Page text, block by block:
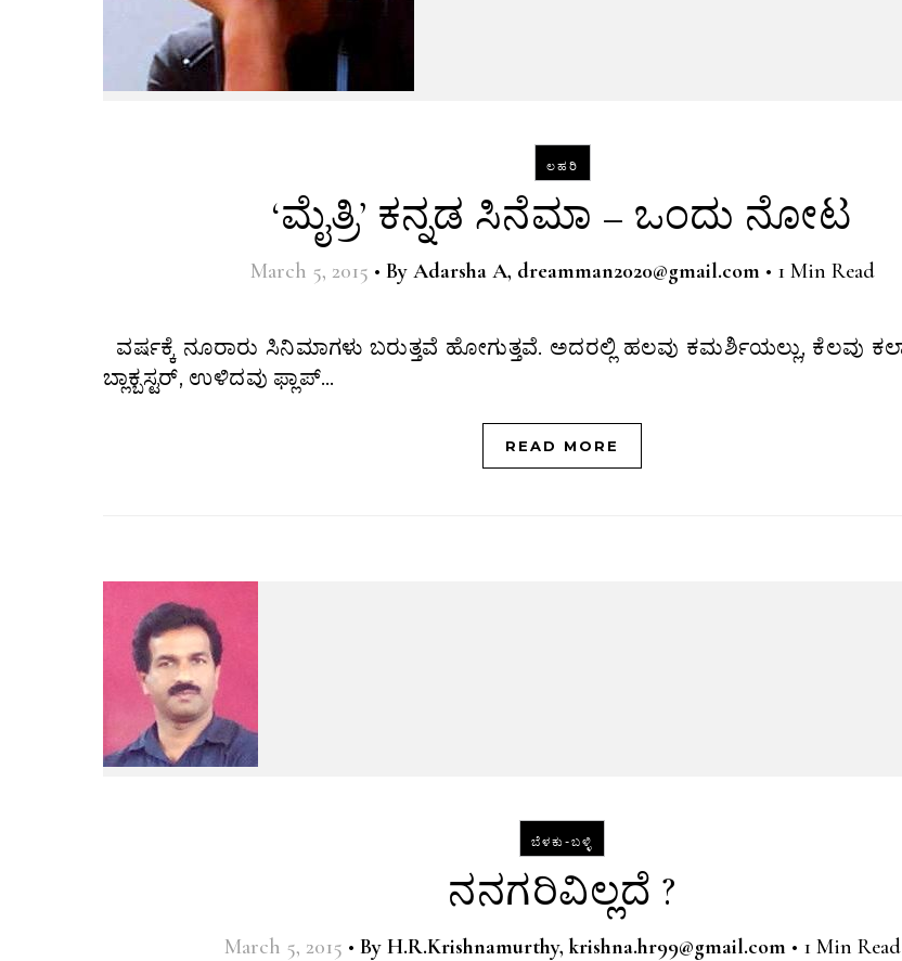
ಲಹರಿ
‘ಮೈತ್ರಿ’ ಕನ್ನಡ ಸಿನೆಮಾ – ಒಂದು ನೋಟ
March 5, 2015 • By Adarsha A, dreamman2020@gmail.com • 1 Min Read
ವರ್ಷಕ್ಕೆ ನೂರಾರು ಸಿನಿಮಾಗಳು ಬರುತ್ತವೆ ಹೋಗುತ್ತವೆ. ಅದರಲ್ಲಿ ಹಲವು ಕಮರ್ಶಿಯಲ್ಲು, ಕೆಲವು ಕಲಾತ್ಮಕ, ಒಂದಷ್ಟು
ಬ್ಲಾಕ್ಬಸ್ಟರ್, ಉಳಿದವು ಫ್ಲಾಪ್…
READ MORE
ಬೆಳಕು-ಬಳ್ಳಿ
ನನಗರಿವಿಲ್ಲದೆ ?
March 5, 2015 • By H.R.Krishnamurthy, krishna.hr99@gmail.com • 1 Min Read